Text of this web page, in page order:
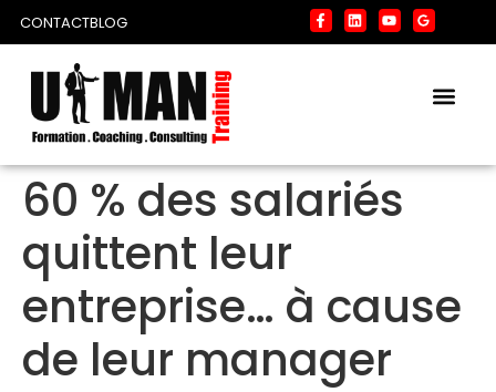
CONTACTBLOG
60 % des salariés
quittent leur
entreprise… à cause
de leur manager